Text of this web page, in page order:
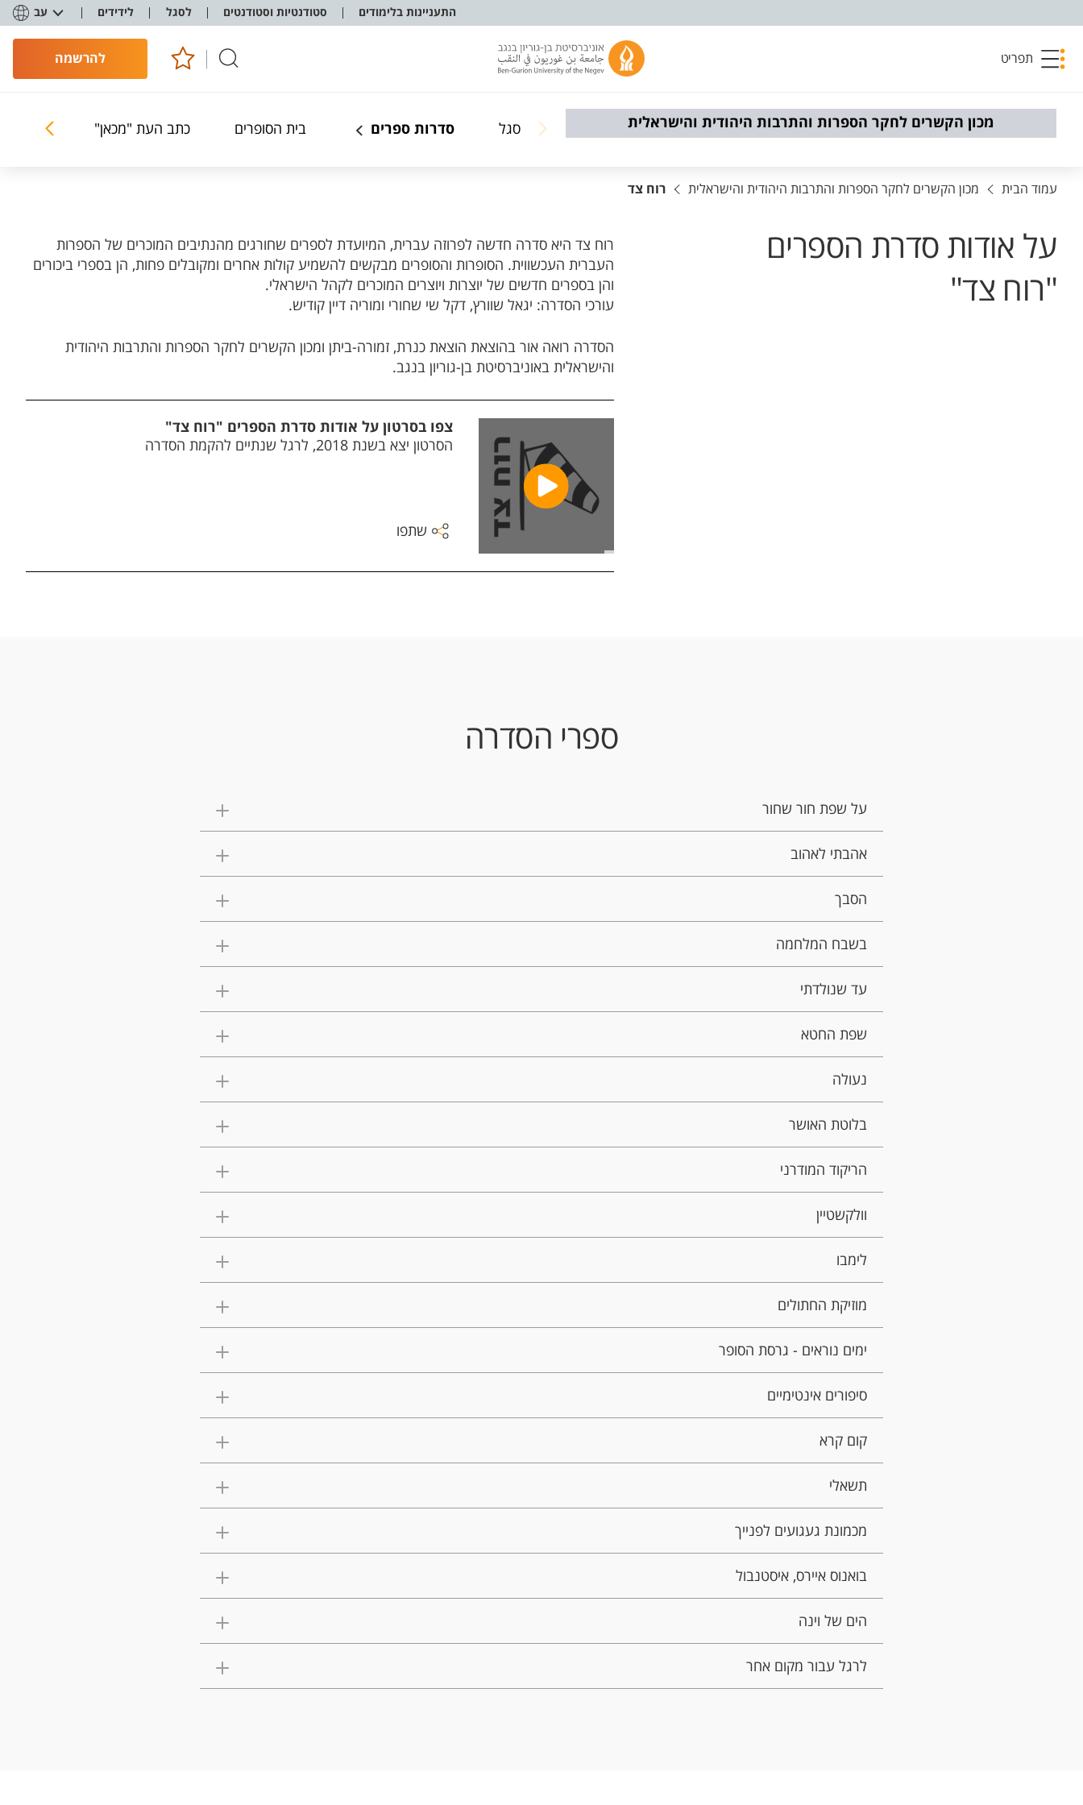
התעניינות בלימודים סטודנטיות וסטודנטים לסגל לידידים עב
תפריט להרשמה
מכון הקשרים לחקר הספרות והתרבות היהודית והישראלית סגל סדרות ספרים בית הסופרים כתב העת "מכאן"
עמוד הבית מכון הקשרים לחקר הספרות והתרבות היהודית והישראלית רוח צד
על אודות סדרת הספרים
"רוח צד"
רוח צד היא סדרה חדשה לפרוזה עברית, המיועדת לספרים שחורגים מהנתיבים המוכרים של הספרות
העברית העכשווית. הסופרות והסופרים מבקשים להשמיע קולות אחרים ומקובלים פחות, הן בספרי ביכורים
והן בספרים חדשים של יוצרות ויוצרים המוכרים לקהל הישראלי.
עורכי הסדרה: יגאל שוורץ, דקל שי שחורי ומוריה דיין קודיש.
הסדרה רואה אור בהוצאת הוצאת כנרת, זמורה-ביתן ומכון הקשרים לחקר הספרות והתרבות היהודית
והישראלית באוניברסיטת בן-גוריון בנגב.
צפו בסרטון על אודות סדרת הספרים "רוח צד"
הסרטון יצא בשנת 2018, לרגל שנתיים להקמת הסדרה
שתפו
ספרי הסדרה
על שפת חור שחור
אהבתי לאהוב
הסבך
בשבח המלחמה
עד שנולדתי
שפת החטא
נעולה
בלוטת האושר
הריקוד המודרני
וולקשטיין
לימבו
מוזיקת החתולים
ימים נוראים - גרסת הסופר
סיפורים אינטימיים
קום קרא
תשאלי
מכמונת געגועים לפנייך
בואנוס איירס, איסטנבול
הים של וינה
לרגל עבור מקום אחר